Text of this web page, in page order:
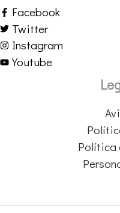
Facebook
Twitter
Instagram
Youtube
Política